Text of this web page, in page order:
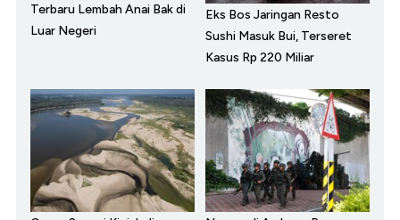
Terbaru Lembah Anai Bak di
Luar Negeri
Eks Bos Jaringan Resto
Sushi Masuk Bui, Terseret
Kasus Rp 220 Miliar